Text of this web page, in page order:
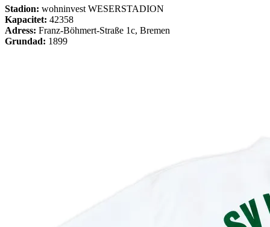
Stadion: wohninvest WESERSTADION
Kapacitet: 42358
Adress: Franz-Böhmert-Straße 1c, Bremen
Grundad: 1899